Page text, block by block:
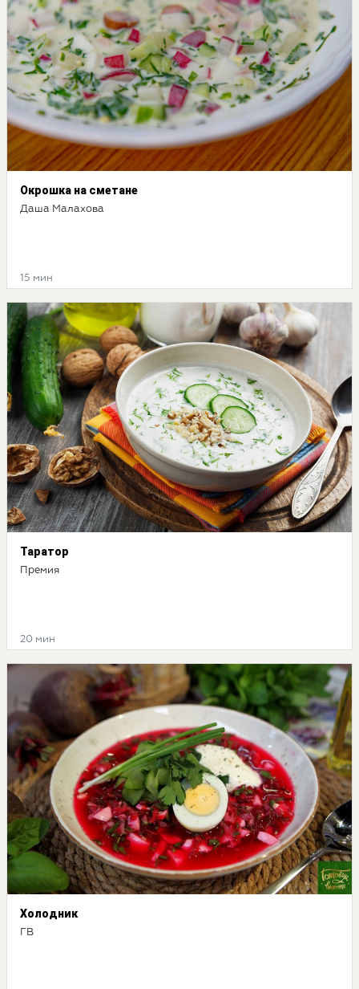
Окрошка на сметане
Даша Малахова
15 мин
Таратор
Премия
20 мин
Холодник
ГВ